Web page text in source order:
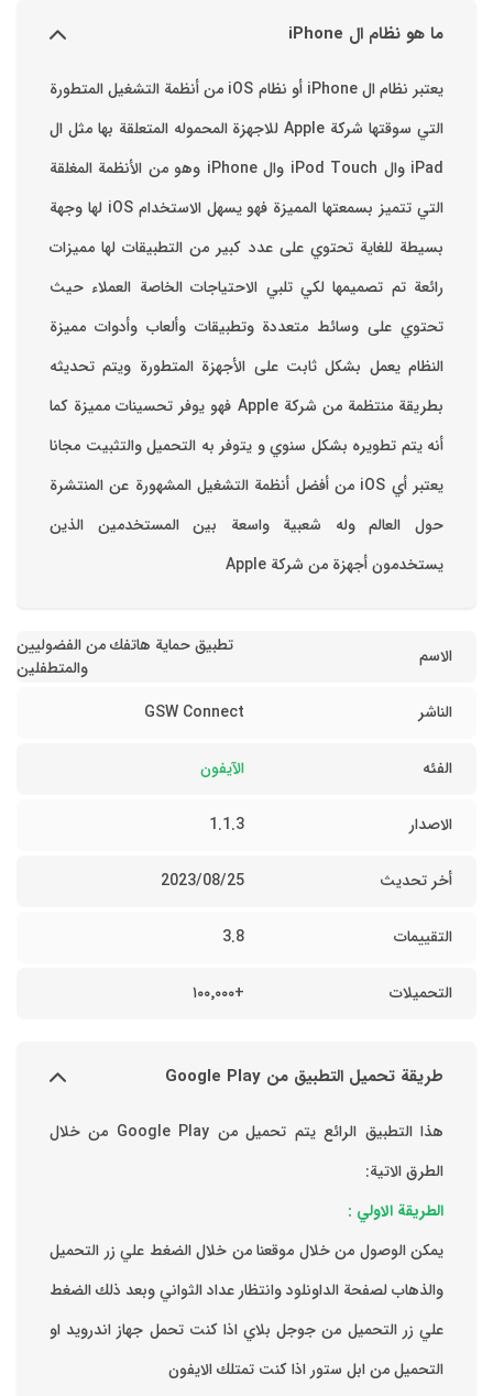
ما هو نظام ال iPhone
يعتبر نظام ال iPhone أو نظام iOS من أنظمة التشغيل المتطورة
التي سوقتها شركة Apple للاجهزة المحموله المتعلقة بها مثل ال
iPad وال iPod Touch وال iPhone وهو من الأنظمة المغلقة
التي تتميز بسمعتها المميزة فهو يسهل الاستخدام ‏iOS لها وجهة
بسيطة للغاية تحتوي على عدد كبير من التطبيقات لها مميزات
رائعة تم تصميمها لكي تلبي الاحتياجات الخاصة العملاء حيث
تحتوي على وسائط متعددة وتطبيقات وألعاب وأدوات مميزة
‏النظام يعمل بشكل ثابت على الأجهزة المتطورة ويتم تحديثه
بطريقة منتظمة من شركة Apple فهو يوفر تحسينات مميزة كما
أنه يتم تطويره بشكل سنوي و يتوفر به التحميل والتثبيت مجانا
‏يعتبر أي iOS من أفضل أنظمة التشغيل المشهورة عن المنتشرة
حول العالم وله شعبية واسعة بين المستخدمين الذين
يستخدمون أجهزة من شركة Apple
الاسم
تطبيق حماية هاتفك من الفضوليين
والمتطفلين
الناشر
GSW Connect
الفئه الآيفون
الاصدار 1.1.3
أخر تحديث 25‏/08‏/2023
التقييمات 3.8
التحميلات +١٠٠٬٠٠٠
طريقة تحميل التطبيق من Google Play
هذا التطبيق الرائع يتم تحميل من Google Play من خلال
الطرق الاتية:
الطريقة الاولي :
يمكن الوصول من خلال موقعنا من خلال الضغط علي زر التحميل
والذهاب لصفحة الداونلود وانتظار عداد الثواني وبعد ذلك الضغط
علي زر التحميل من جوجل بلاي اذا كنت تحمل جهاز اندرويد او
التحميل من ابل ستور اذا كنت تمتلك الايفون